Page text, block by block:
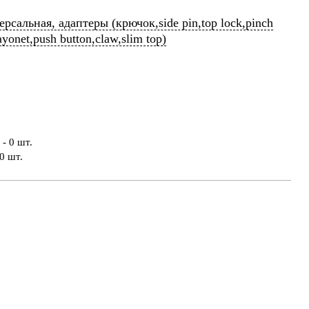
адаптеры (крючок,side pin,top lock,pinch
button,claw,slim top)
0 шт.
шт.